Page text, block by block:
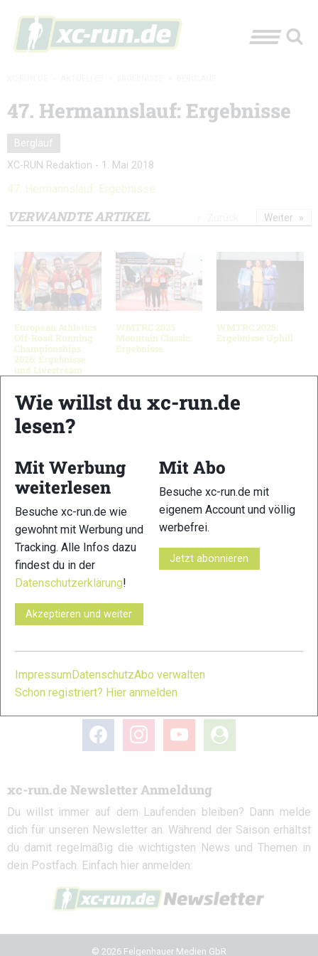
47. Hermannslauf: Ergebnisse
Berglauf
XC-RUN Redaktion - 1. Mai 2018
47. Hermannslauf: Ergebnisse
VERWANDTE ARTIKEL
European Athletics
Off-Road Running
Championships
2026: Ergebnisse
und Livestream
WMTRC 2025
Mountain Classic:
Ergebnisse
WMTRC 2025:
Ergebnisse Uphill
Weiter
Schreibe einen Kommentar
xc-run.de ist DAS deutschsprachige Trailrunning-Portal mit
aktuellen News aus der Szene, einer Traildatenbank,
Trailrunning-Community und allem was du sonst noch über
deine Lieblingssportart wissen solltest.
Ob Trailrunning
-Anfänger oder Profi-Sportler, wir haben
immer ein offenes Ohr für dich! Du kannst uns jederzeit über
erreichen.
xc-run.de in den sozialen Netzwerken
facebook instagram youtube
user-
circle
xc-run.de Newsletter Anmeldung
Du willst immer auf dem Laufenden bleiben? Dann melde
dich für unseren Newsletter an. Während der Saison erhältst
du damit regelmäßig die wichtigsten News und Themen in
dein Postfach. Einfach hier anmelden:
© 2026 Felgenhauer Medien GbR
Wie willst du xc-run.de
lesen?
Mit Werbung
weiterlesen
Besuche xc-run.de wie
gewohnt mit Werbung und
Tracking. Alle Infos dazu
findest du in der
Datenschutzerklärung!
Akzeptieren und weiter
Mit Abo
Besuche xc-run.de mit
eigenem Account und völlig
werbefrei.
Jetzt abonnieren
ImpressumDatenschutzAbo verwalten
Schon registriert? Hier anmelden